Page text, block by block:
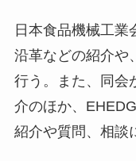
日本食品機械工業
沿革などの紹介や
行う。また、同会
介のほか、
紹介や質問、相談